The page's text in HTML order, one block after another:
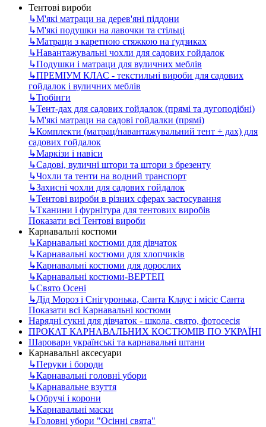
Тентові вироби
↳М'які матраци на дерев'яні піддони
↳М'які подушки на лавочки та стільці
↳Матраци з каретною стяжкою на ґудзиках
↳Навантажувальні чохли для садових гойдалок
↳Подушки і матраци для вуличних меблів
↳ПРЕМІУМ КЛАС - текстильні вироби для садових
гойдалок і вуличних меблів
↳Тюбінги
↳Тент-дах для садових гойдалок (прямі та дугоподібні)
↳М'які матраци на садові гойдалки (прямі)
↳Комплекти (матрац/навантажувальний тент + дах) для
садових гойдалок
↳Маркізи і навіси
↳Садові, вуличні штори та штори з брезенту
↳Чохли та тенти на водний транспорт
↳Захисні чохли для садових гойдалок
↳Тентові вироби в різних сферах застосування
↳Тканини і фурнітура для тентових виробів
Показати всі Тентові вироби
Карнавальні костюми
↳Карнавальні костюми для дівчаток
↳Карнавальні костюми для хлопчиків
↳Карнавальні костюми для дорослих
↳Карнавальні костюми-ВЕРТЕП
↳Свято Осені
↳Дід Мороз і Снігуронька, Санта Клаус і місіс Санта
Показати всі Карнавальні костюми
Нарядні сукні для дівчаток - школа, свято, фотосесія
ПРОКАТ КАРНАВАЛЬНИХ КОСТЮМІВ ПО УКРАЇНІ
Шаровари українські та карнавальні штани
Карнавальні аксесуари
↳Перуки і бороди
↳Карнавальні головні убори
↳Карнавальне взуття
↳Обручі і корони
↳Карнавальні маски
↳Головні убори "Осінні свята"